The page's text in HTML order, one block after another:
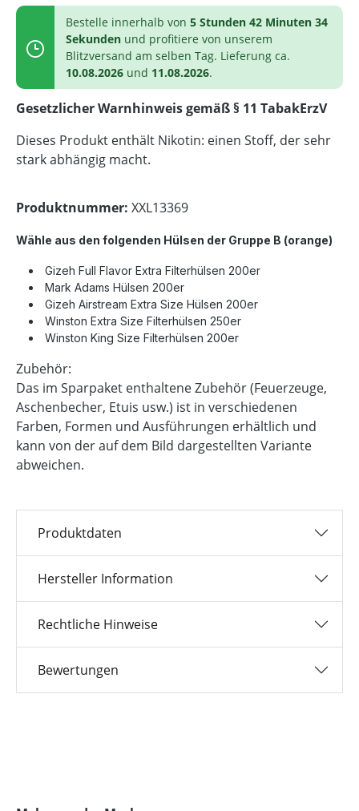
Bestelle innerhalb von 5 Stunden 42 Minuten 33
Sekunden und profitiere von unserem
Blitzversand am selben Tag. Lieferung ca.
10.08.2026 und 11.08.2026.
Gesetzlicher Warnhinweis gemäß § 11 TabakErzV
Dieses Produkt enthält Nikotin: einen Stoff, der sehr
stark abhängig macht.
Produktnummer: XXL13369
Wähle aus den folgenden Hülsen der Gruppe B (orange)
Gizeh Full Flavor Extra Filterhülsen 200er
Mark Adams Hülsen 200er
Gizeh Airstream Extra Size Hülsen 200er
Winston Extra Size Filterhülsen 250er
Winston King Size Filterhülsen 200er
Zubehör:
Das im Sparpaket enthaltene Zubehör (Feuerzeuge,
Aschenbecher, Etuis usw.) ist in verschiedenen
Farben, Formen und Ausführungen erhältlich und
kann von der auf dem Bild dargestellten Variante
abweichen.
Produktdaten
Hersteller Information
Rechtliche Hinweise
Bewertungen